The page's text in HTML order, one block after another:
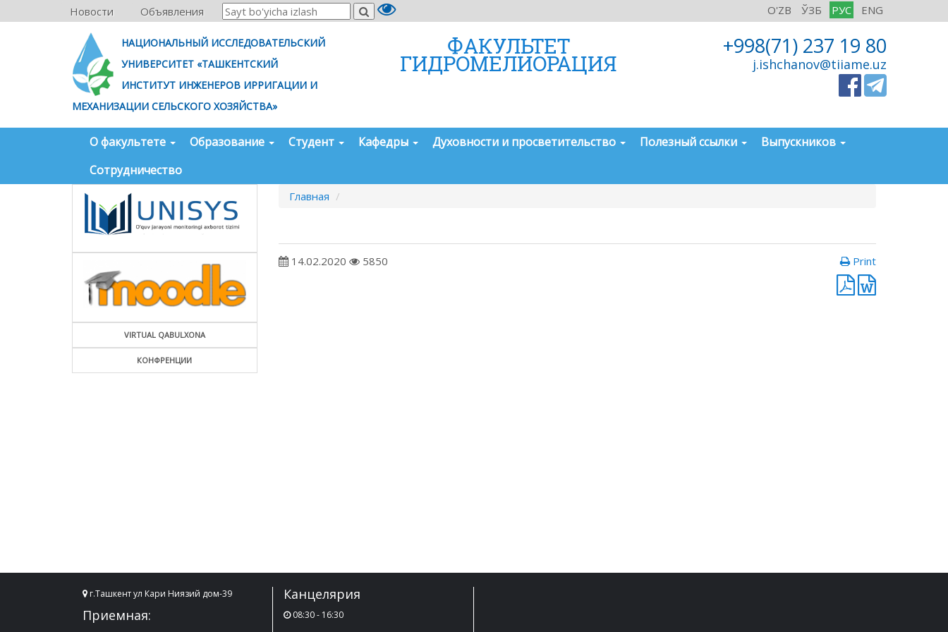
Новости Объявления O'ZB ЎЗБ РУС ENG
НАЦИОНАЛЬНЫЙ ИССЛЕДОВАТЕЛЬСКИЙ
УНИВЕРСИТЕТ «ТАШКЕНТСКИЙ
ИНСТИТУТ ИНЖЕНЕРОВ ИРРИГАЦИИ И
МЕХАНИЗАЦИИ СЕЛЬСКОГО ХОЗЯЙСТВА»
ФАКУЛЬТЕТ
ГИДРОМЕЛИОРАЦИЯ
+998(71) 237 19 80
j.ishchanov@tiiame.uz
О факультете Образование Студент Кафедры Духовности и просветительство Полезный ссылки
Выпускников
Сотрудничество
VIRTUAL QABULXONA
КОНФРЕНЦИИ
Главная
14.02.2020 5850 Print
г.Ташкент ул Кари Ниязий дом-39
Приемная:
Канцелярия
08:30 - 16:30